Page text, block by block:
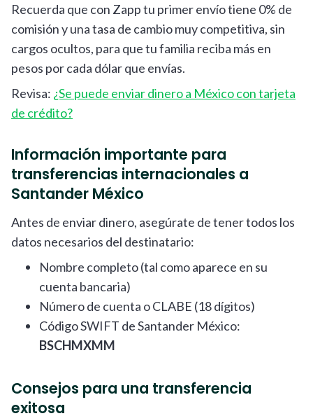
Recuerda que con Zapp tu primer envío tiene 0% de
comisión y una tasa de cambio muy competitiva, sin
cargos ocultos, para que tu familia reciba más en
pesos por cada dólar que envías.
Revisa: ¿Se puede enviar dinero a México con tarjeta
de crédito?
Información importante para
transferencias internacionales a
Santander México
Antes de enviar dinero, asegúrate de tener todos los
datos necesarios del destinatario:
Nombre completo (tal como aparece en su
cuenta bancaria)
Número de cuenta o CLABE (18 dígitos)
Código SWIFT de Santander México:
BSCHMXMM
Consejos para una transferencia
exitosa